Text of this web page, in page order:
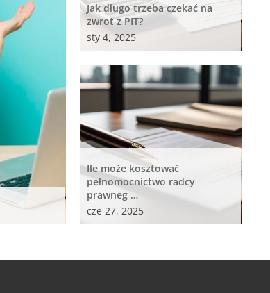
Jak długo trzeba czekać na
zwrot z PIT?
sty 4, 2025
Ile może kosztować
pełnomocnictwo radcy
prawneg …
cze 27, 2025